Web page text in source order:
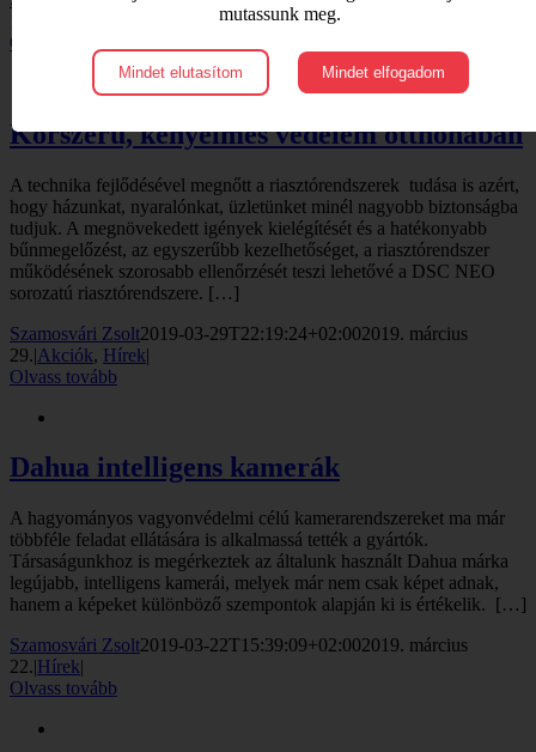
Olvass tovább
Korszerű, kényelmes védelem otthonában
A technika fejlődésével megnőtt a riasztórendszerek tudása is azért,
hogy házunkat, nyaralónkat, üzletünket minél nagyobb biztonságba
tudjuk. A megnövekedett igények kielégítését és a hatékonyabb
bűnmegelőzést, az egyszerűbb kezelhetőséget, a riasztórendszer
működésének szorosabb ellenőrzését teszi lehetővé a DSC NEO
sorozatú riasztórendszere. […]
Szamosvári Zsolt2019-03-29T22:19:24+02:002019. március
29.|Akciók, Hírek|
Olvass tovább
Dahua intelligens kamerák
A hagyományos vagyonvédelmi célú kamerarendszereket ma már
többféle feladat ellátására is alkalmassá tették a gyártók.
Társaságunkhoz is megérkeztek az általunk használt Dahua márka
legújabb, intelligens kamerái, melyek már nem csak képet adnak,
hanem a képeket különböző szempontok alapján ki is értékelik. […]
Szamosvári Zsolt2019-03-22T15:39:09+02:002019. március
22.|Hírek|
Olvass tovább
mutassunk meg.
Mindet elutasítom Mindet elfogadom